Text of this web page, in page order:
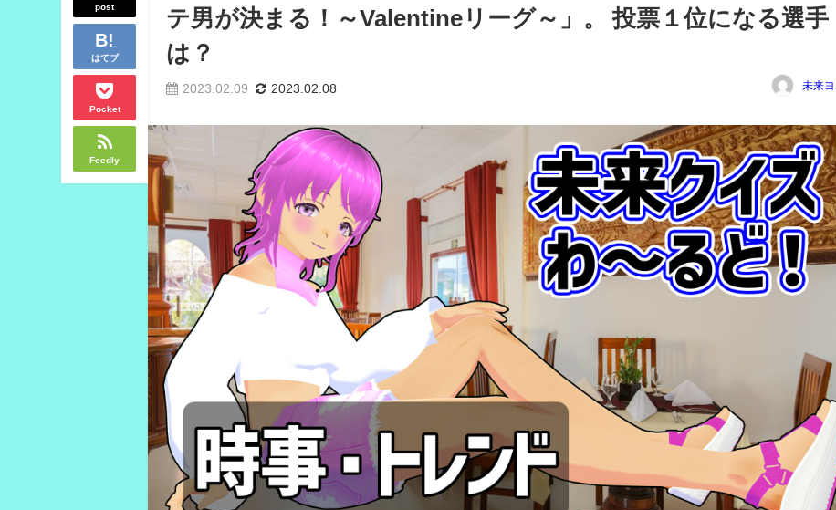
post
はてブ
Pocket
Feedly
テ男が決まる！～Valentineリーグ～」。 投票１位になる選手
は？
2023.02.09 2023.02.08 未来ヨ